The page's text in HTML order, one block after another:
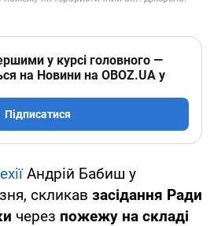
у курсі головного —
на Новини на OBOZ.UA у
Підписатися
Андрій Бабиш у
скликав засідання Ради
через пожежу на складі